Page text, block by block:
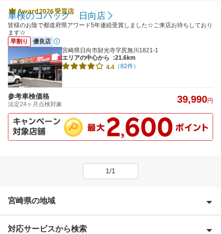
車検のコバック 日向店
皆様のお陰で都道府県アワード5年連続受賞しました☆ご来店お待ちしており
ます☆
早割り
優良店
宮崎県日向市財光寺字尻無川1821-1
エリアの中心から
:21.6km
4.4 （82件）
参考車検価格
法定24ヶ月点検対象 39,990円
1/1
宮崎県の地域
えびの市
対応サービスから検索